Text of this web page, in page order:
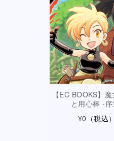
【EC BOOKS】
と用心棒 -
¥0 （税込）